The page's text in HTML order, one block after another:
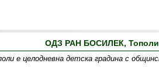
ОДЗ РАН БОСИЛЕК, Тополи
е целодневна детска градина с